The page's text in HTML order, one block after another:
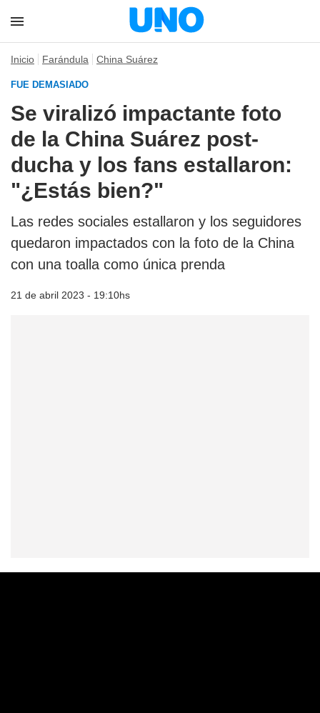
Inicio Farándula China Suárez
FUE DEMASIADO
Se viralizó impactante foto
de la China Suárez post-
ducha y los fans estallaron:
"¿Estás bien?"
Las redes sociales estallaron y los seguidores
quedaron impactados con la foto de la China
con una toalla como única prenda
21 de abril 2023 - 19:10hs